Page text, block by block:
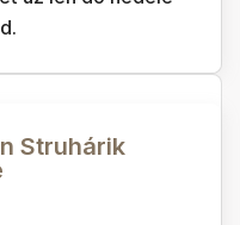
Struhárik